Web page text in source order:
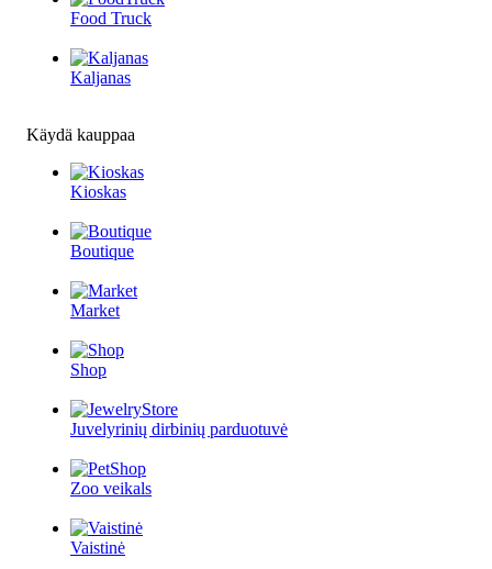
Food Truck
Kaljanas
Käydä kauppaa
Kioskas
Boutique
Market
Shop
Juvelyrinių dirbinių parduotuvė
Zoo veikals
Vaistinė